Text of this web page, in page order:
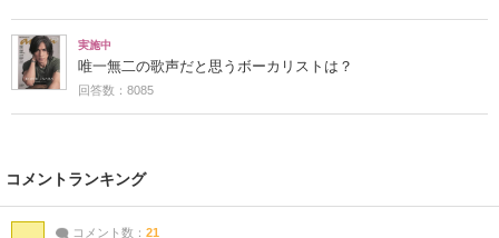
実施中
唯一無二の歌声だと思うボーカリストは？
回答数：8085
コメントランキング
コメント数： 21